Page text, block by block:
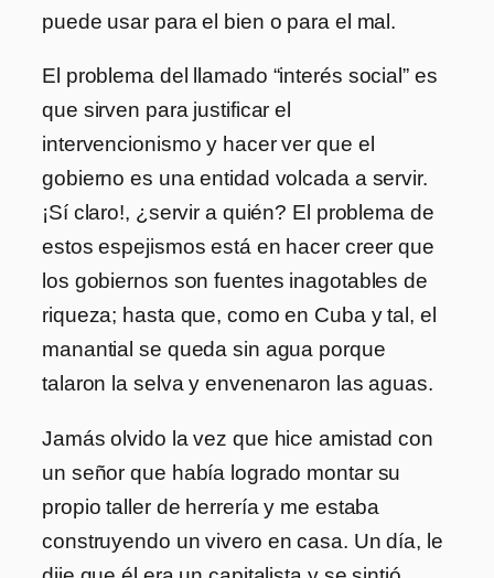
puede usar para el bien o para el mal.
El problema del llamado “interés social” es
que sirven para justificar el
intervencionismo y hacer ver que el
gobierno es una entidad volcada a servir.
¡Sí claro!, ¿servir a quién? El problema de
estos espejismos está en hacer creer que
los gobiernos son fuentes inagotables de
riqueza; hasta que, como en Cuba y tal, el
manantial se queda sin agua porque
talaron la selva y envenenaron las aguas.
Jamás olvido la vez que hice amistad con
un señor que había logrado montar su
propio taller de herrería y me estaba
construyendo un vivero en casa. Un día, le